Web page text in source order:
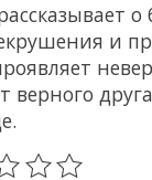
и
верного
of this